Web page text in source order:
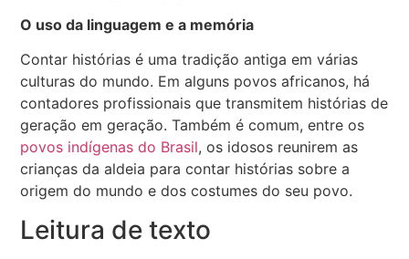
O uso da linguagem e a memória
Contar histórias é uma tradição antiga em várias
culturas do mundo. Em alguns povos africanos, há
contadores profissionais que transmitem histórias de
geração em geração. Também é comum, entre os
povos indígenas do Brasil, os idosos reunirem as
crianças da aldeia para contar histórias sobre a
origem do mundo e dos costumes do seu povo.
Leitura de texto